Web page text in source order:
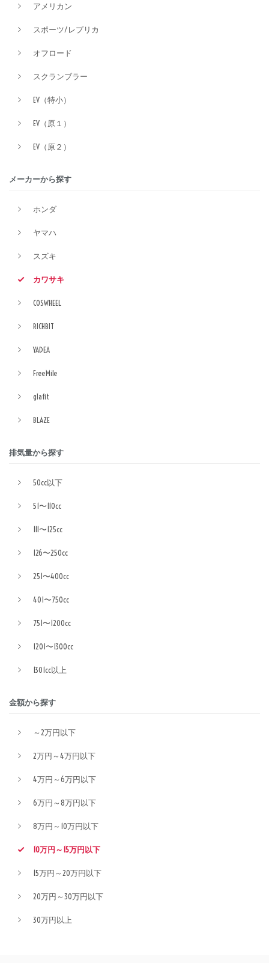
アメリカン
スポーツ/レプリカ
オフロード
スクランブラー
EV（特小）
EV（原１）
EV（原２）
メーカーから探す
ホンダ
ヤマハ
スズキ
カワサキ
COSWHEEL
RICHBIT
YADEA
FreeMile
glafit
BLAZE
排気量から探す
50cc以下
51〜110cc
111〜125cc
126〜250cc
251〜400cc
401〜750cc
751〜1200cc
1201〜1300cc
1301cc以上
金額から探す
～2万円以下
2万円～4万円以下
4万円～6万円以下
6万円～8万円以下
8万円～10万円以下
10万円～15万円以下
15万円～20万円以下
20万円～30万円以下
30万円以上